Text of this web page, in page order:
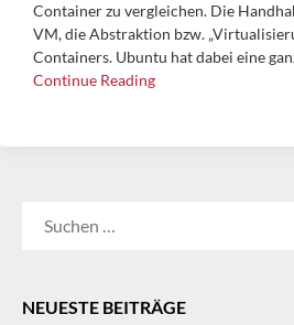
Container zu vergleichen. Die
VM, die Abstraktion bzw.
Containers. Ubuntu hat dabei eine
Continue Reading
NEUESTE BEITRÄGE